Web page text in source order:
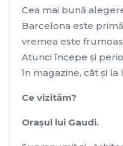
Cea mai bună
Barcelona este
vremea este
Atunci începe şi
în magazine, cât şi la
Ce vizităm?
Oraşul lui Gaudi.